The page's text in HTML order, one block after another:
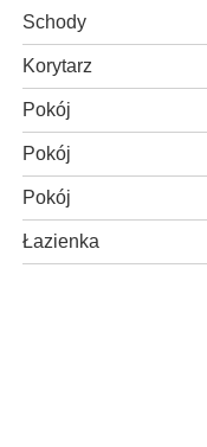
Schody
Korytarz
Pokój
Pokój
Pokój
Łazienka